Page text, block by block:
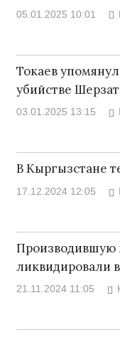
05.01.2025 10:01
Токаев
убийстве
03.01.2025 13:15
В Кыргызстане
17.12.2024 12:05
Производившую
ликвидировали
21.11.2024 11:05